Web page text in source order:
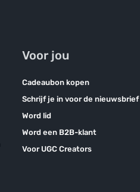
Voor jou
Cadeaubon kopen
Schrijf je in voor de nieuwsbrief
Word lid
Word een B2B-klant
Voor UGC Creators